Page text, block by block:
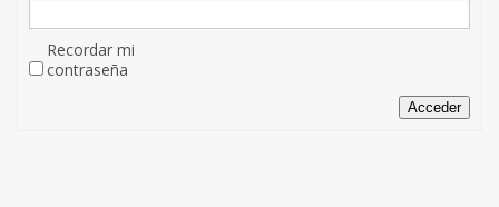
Recordar mi
contraseña
Acceder